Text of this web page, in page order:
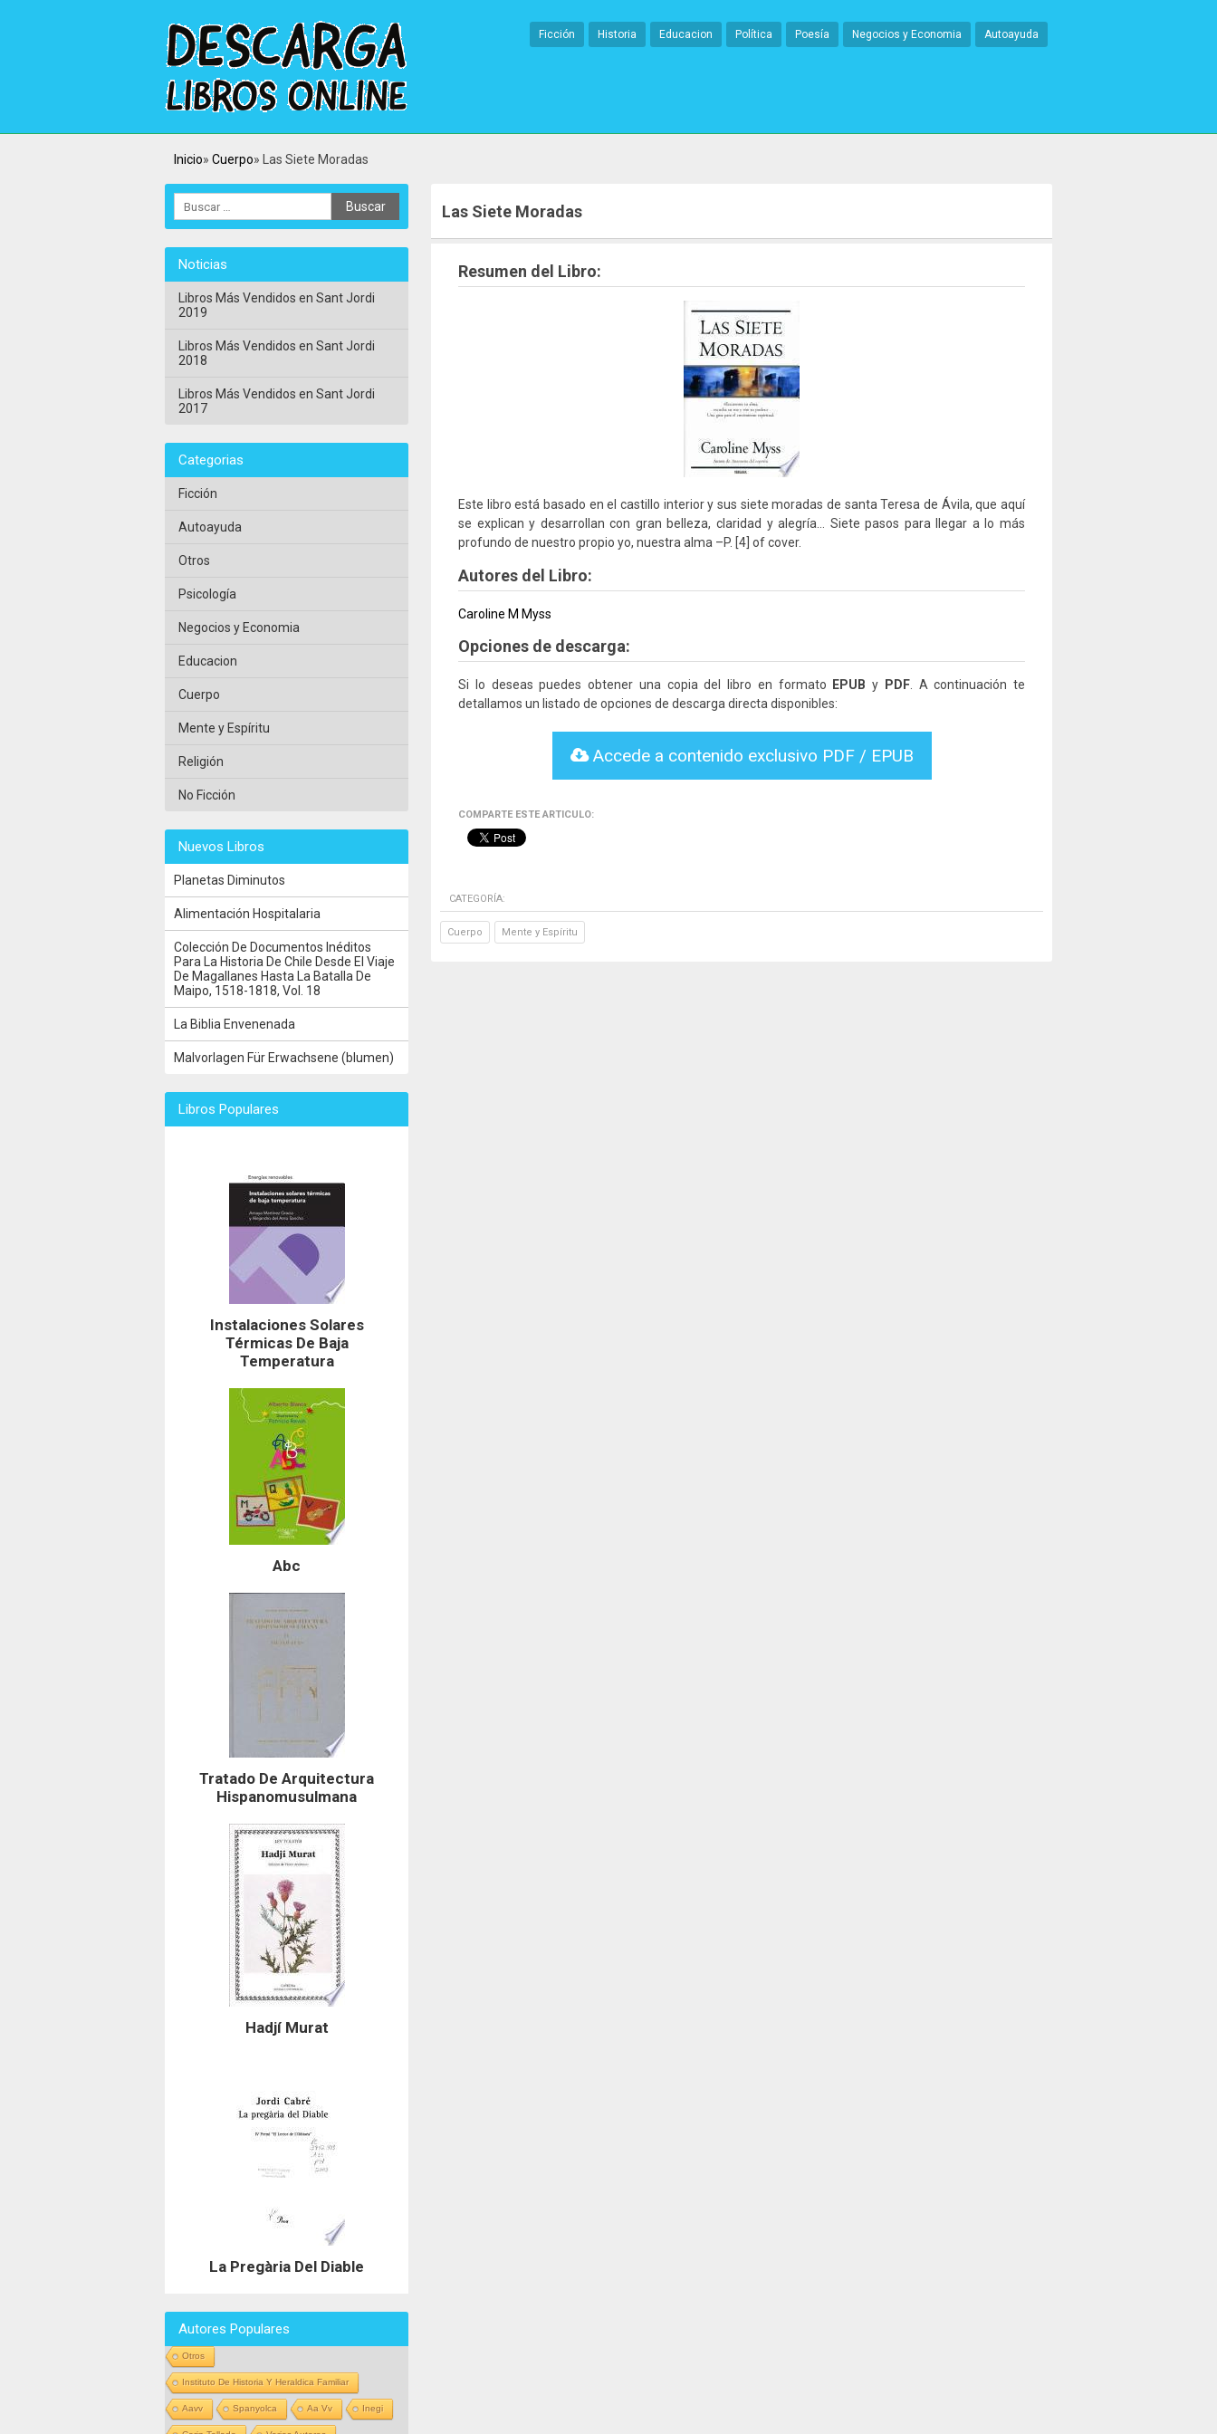
Ficción Historia Educacion Política Poesía Negocios y Economia Autoayuda
Inicio Cuerpo Las Siete Moradas
Las Siete Moradas
Resumen del Libro:
Este libro está basado en el castillo interior y sus siete moradas de santa Teresa de Ávila, que aquí
se explican y desarrollan con gran belleza, claridad y alegría… Siete pasos para llegar a lo más
profundo de nuestro propio yo, nuestra alma –P. [4] of cover.
Autores del Libro:
Caroline M Myss
Opciones de descarga:
Si lo deseas puedes obtener una copia del libro en formato EPUB y PDF. A continuación te
detallamos un listado de opciones de descarga directa disponibles:
Accede a contenido exclusivo PDF / EPUB
COMPARTE ESTE ARTICULO:
CATEGORÍA:
Cuerpo Mente y Espíritu
Noticias
Libros Más Vendidos en Sant Jordi
2019
Libros Más Vendidos en Sant Jordi
2018
Libros Más Vendidos en Sant Jordi
2017
Categorias
Ficción
Autoayuda
Otros
Psicología
Negocios y Economia
Educacion
Cuerpo
Mente y Espíritu
Religión
No Ficción
Nuevos Libros
Planetas Diminutos
Alimentación Hospitalaria
Colección De Documentos Inéditos
Para La Historia De Chile Desde El Viaje
De Magallanes Hasta La Batalla De
Maipo, 1518-1818, Vol. 18
La Biblia Envenenada
Malvorlagen Für Erwachsene (blumen)
Libros Populares
Instalaciones Solares
Térmicas De Baja
Temperatura
Abc
Tratado De Arquitectura
Hispanomusulmana
Hadjí Murat
La Pregària Del Diable
Autores Populares
Otros
Instituto De Historia Y Heraldica Familiar
Aavv Spanyolca Aa Vv Inegi